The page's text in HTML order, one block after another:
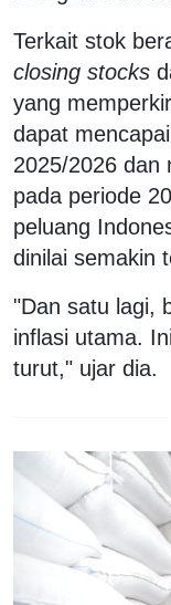
Terkait stok
closing stocks
yang
dapat
2025/2026 dan
pada periode
peluang
dinilai semakin
"Dan satu lagi,
inflasi utama.
turut," ujar dia.